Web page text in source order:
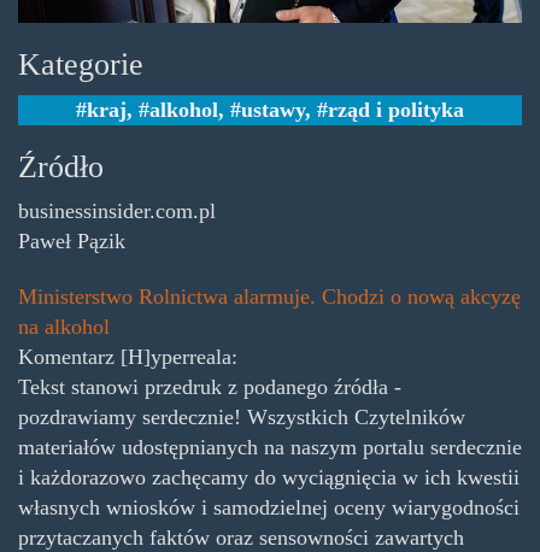
Kategorie
kraj, alkohol, ustawy, rząd i polityka
Źródło
businessinsider.com.pl
Paweł Pązik
Ministerstwo Rolnictwa alarmuje. Chodzi o nową akcyzę
na alkohol
Komentarz [H]yperreala:
Tekst stanowi przedruk z podanego źródła -
pozdrawiamy serdecznie! Wszystkich Czytelników
materiałów udostępnianych na naszym portalu serdecznie
i każdorazowo zachęcamy do wyciągnięcia w ich kwestii
własnych wniosków i samodzielnej oceny wiarygodności
przytaczanych faktów oraz sensowności zawartych